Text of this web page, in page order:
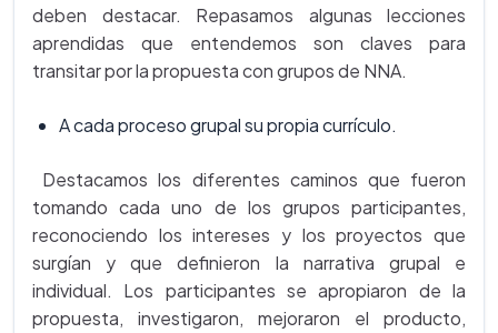
deben destacar. Repasamos algunas lecciones
aprendidas que entendemos son claves para
transitar por la propuesta con grupos de NNA.
A cada proceso grupal su propia currículo.
Destacamos los diferentes caminos que fueron
tomando cada uno de los grupos participantes,
reconociendo los intereses y los proyectos que
surgían y que definieron la narrativa grupal e
individual. Los participantes se apropiaron de la
propuesta, investigaron, mejoraron el producto,